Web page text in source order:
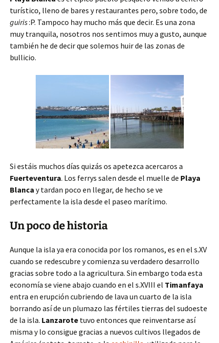
turístico, lleno de bares y restaurantes pero, sobre todo, de
guiris:P. Tampoco hay mucho más que decir. Es una zona
muy tranquila, nosotros nos sentimos muy a gusto, aunque
también he de decir que solemos huir de las zonas de
bullicio.
Si estáis muchos días quizás os apetezca acercaros a
Fuerteventura. Los ferrys salen desde el muelle de Playa
Blanca y tardan poco en llegar, de hecho se ve
perfectamente la isla desde el paseo marítimo.
Un poco de historia
Aunque la isla ya era conocida por los romanos, es en el s.XV
cuando se redescubre y comienza su verdadero desarrollo
gracias sobre todo a la agricultura. Sin embargo toda esta
economía se viene abajo cuando en el s.XVIII el Timanfaya
entra en erupción cubriendo de lava un cuarto de la isla
borrando así de un plumazo las fértiles tierras del sudoeste
de la isla. Lanzarote tuvo entonces que reinventarse así
misma y lo consigue gracias a nuevos cultivos llegados de